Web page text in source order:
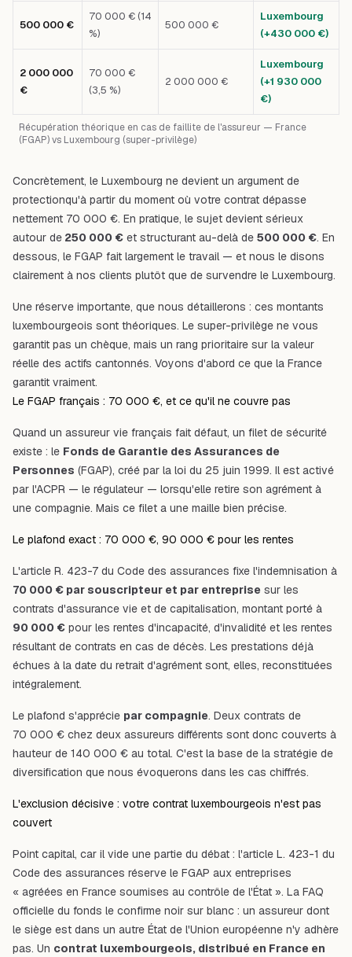
Récupération théorique en cas de faillite de l'assureur — France
(FGAP) vs Luxembourg (super-privilège)
500 000 €
70 000 € (14
%)
500 000 €
Luxembourg
(+430 000 €)
2 000 000
€
70 000 €
(3,5 %)
2 000 000 €
Luxembourg
(+1 930 000
€)
Concrètement, le Luxembourg ne devient un argument de
protectionqu'à partir du moment où votre contrat dépasse
nettement 70 000 €. En pratique, le sujet devient sérieux
autour de 250 000 € et structurant au-delà de 500 000 €. En
dessous, le FGAP fait largement le travail — et nous le disons
clairement à nos clients plutôt que de survendre le Luxembourg.
Une réserve importante, que nous détaillerons : ces montants
luxembourgeois sont théoriques. Le super-privilège ne vous
garantit pas un chèque, mais un rang prioritaire sur la valeur
réelle des actifs cantonnés. Voyons d'abord ce que la France
garantit vraiment.
Le FGAP français : 70 000 €, et ce qu'il ne couvre pas
Quand un assureur vie français fait défaut, un filet de sécurité
existe : le Fonds de Garantie des Assurances de
Personnes (FGAP), créé par la loi du 25 juin 1999. Il est activé
par l'ACPR — le régulateur — lorsqu'elle retire son agrément à
une compagnie. Mais ce filet a une maille bien précise.
Le plafond exact : 70 000 €, 90 000 € pour les rentes
L'article R. 423-7 du Code des assurances fixe l'indemnisation à
70 000 € par souscripteur et par entreprise sur les
contrats d'assurance vie et de capitalisation, montant porté à
90 000 € pour les rentes d'incapacité, d'invalidité et les rentes
résultant de contrats en cas de décès. Les prestations déjà
échues à la date du retrait d'agrément sont, elles, reconstituées
intégralement.
Le plafond s'apprécie par compagnie. Deux contrats de
70 000 € chez deux assureurs différents sont donc couverts à
hauteur de 140 000 € au total. C'est la base de la stratégie de
diversification que nous évoquerons dans les cas chiffrés.
L'exclusion décisive : votre contrat luxembourgeois n'est pas
couvert
Point capital, car il vide une partie du débat : l'article L. 423-1 du
Code des assurances réserve le FGAP aux entreprises
« agréées en France soumises au contrôle de l'État ». La FAQ
officielle du fonds le confirme noir sur blanc : un assureur dont
le siège est dans un autre État de l'Union européenne n'y adhère
pas. Un contrat luxembourgeois, distribué en France en